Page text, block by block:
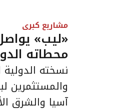
مشاريع كبرى
«ليب»
محطاته
نسخته
والمستثمرين
آسيا والشرق